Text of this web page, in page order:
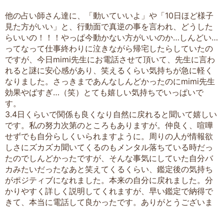
他の占い師さん達に、「動いていいよ」や「10日ほど様子
見た方がいい」と、行動面で真逆の事を言われ、どうした
らいいの！！！やっぱ今動かない方がいいのか…しんどい…
ってなって仕事終わりに泣きながら帰宅したらしていたの
ですが、今日mimi先生にお電話させて頂いて、先生に言わ
れると謎に安心感があり、笑えるくらい気持ちが急に軽く
なりました。さっきまであんなしんどかったのにmimi先生
効果やばすぎ…（笑）とても嬉しい気持ちでいっぱいで
す。
3.4日くらいで関係も良くなり自然に戻れると聞いて嬉しい
です。私の努力次第のところもありますが。仲良く、喧嘩
せずでも自分らしくいられますように。周りの人が情報欲
しさにズカズカ聞いてくるのもメンタル落ちている時だっ
たのでしんどかったですが、そんな事気にしていた自分バ
カみたいだったなあと笑えてくるくらい、鑑定後の気持ち
がポジティブになれました。本来の自分に戻れました。分
かりやすく詳しく説明してくれますが、早い鑑定で納得で
きて、本当に電話して良かったです。ありがとうございま